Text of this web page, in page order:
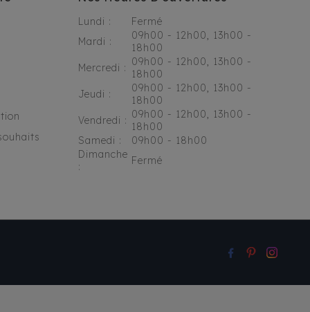
Lundi :
Fermé
Mardi :
09h00 - 12h00, 13h00 -
18h00
Mercredi : 09h00 - 12h00, 13h00 -
18h00
Jeudi :
09h00 - 12h00, 13h00 -
18h00
Vendredi : 09h00 - 12h00, 13h00 -
18h00
Samedi :
09h00 - 18h00
Dimanche
:
Fermé